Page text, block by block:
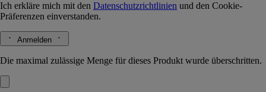
Ich erkläre mich mit den Datenschutzrichtlinien und den Cookie-
Präferenzen einverstanden.
Anmelden
Die maximal zulässige Menge für dieses Produkt wurde überschritten.